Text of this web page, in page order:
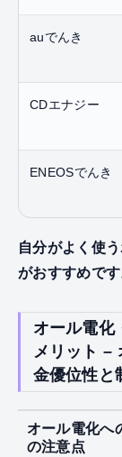
auでんき
CDエナジー
ENEOSでんき
自分がよく使
がおすすめです
オール電化
メリット –
金優位性と
オール電化へ
の注意点